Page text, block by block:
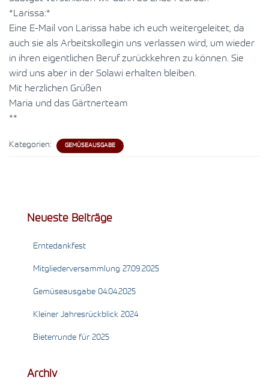
*Larissa:*
Eine E-Mail von Larissa habe ich euch weitergeleitet, da
auch sie als Arbeitskollegin uns verlassen wird, um wieder
in ihren eigentlichen Beruf zurückkehren zu können. Sie
wird uns aber in der Solawi erhalten bleiben.
Mit herzlichen Grüßen
Maria und das Gärtnerteam
**
Kategorien: GEMÜSEAUSGABE
Neueste Beiträge
Erntedankfest
Mitgliederversammlung 27.09.2025
Gemüseausgabe 04.04.2025
Kleiner Jahresrückblick 2024
Bieterrunde für 2025
Archiv